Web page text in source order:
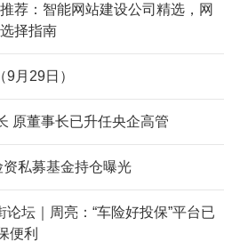
荐：智能网站建设公司精选，网
择指南
月29日）
原董事长已升任央企高管
私募基金持仓曝光
坛｜周亮：“车险好投保”平台已
便利